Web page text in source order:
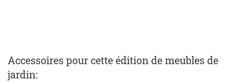
Accessoires pour cette édition de meubles de
jardin: